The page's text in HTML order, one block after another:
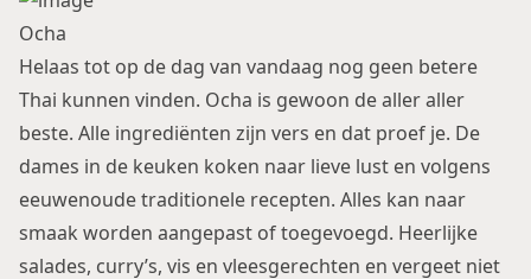
Ocha
Helaas tot op de dag van vandaag nog geen betere
Thai kunnen vinden. Ocha is gewoon de aller aller
beste. Alle ingrediënten zijn vers en dat proef je. De
dames in de keuken koken naar lieve lust en volgens
eeuwenoude traditionele recepten. Alles kan naar
smaak worden aangepast of toegevoegd. Heerlijke
salades, curry’s, vis en vleesgerechten en vergeet niet